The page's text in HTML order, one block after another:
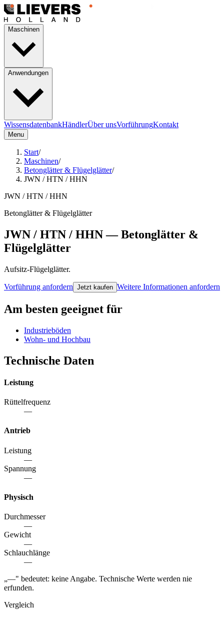
Maschinen
Anwendungen
WissensdatenbankHändlerÜber unsVorführungKontakt
Menu
Start/
Maschinen/
Betonglätter & Flügelglätter/
JWN / HTN / HHN
JWN / HTN / HHN
Betonglätter & Flügelglätter
JWN / HTN / HHN—Betonglätter &
Flügelglätter
Aufsitz-Flügelglätter.
Vorführung anfordern Jetzt kaufen Weitere Informationen anfordern
Am besten geeignet für
Industrieböden
Wohn- und Hochbau
Technische Daten
Leistung
Rüttelfrequenz
—
Antrieb
Leistung
—
Spannung
—
Physisch
Durchmesser
—
Gewicht
—
Schlauchlänge
—
„—" bedeutet: keine Angabe. Technische Werte werden nie
erfunden.
Vergleich